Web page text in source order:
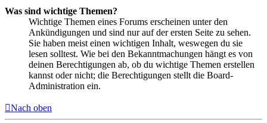
Was sind wichtige Themen?
Wichtige Themen eines Forums erscheinen unter den
Ankündigungen und sind nur auf der ersten Seite zu sehen.
Sie haben meist einen wichtigen Inhalt, weswegen du sie
lesen solltest. Wie bei den Bekanntmachungen hängt es von
deinen Berechtigungen ab, ob du wichtige Themen erstellen
kannst oder nicht; die Berechtigungen stellt die Board-
Administration ein.
Nach oben